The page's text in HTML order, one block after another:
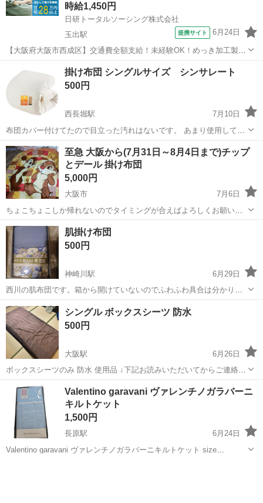
枚でエアコンの冷え対策...
時給1,450円
日研トータルソーシング株式会社
玉出駅
提携サイト 6月24日
【大阪府大阪市西成区】交通費全額支給！未経験OK！めっき加工製品
の出荷前処理・検査《お仕事No.8A785-JS》 お仕事について 各種めっ
き加工製品の出荷前処理、検査業務です。 ※業務の変更、就業場所の
変更の範囲、契約...
大阪市 玉出駅 その他
掛け布団 シングルサイズ シンサレート
500円
西長堀駅
7月10日
布団カバー付けてたので目立った汚れはないです。 あまり使用してい
ません。
大阪 大阪市 西長堀駅 寝具
至急 大阪から(7月31日～8月4日まで)チップ
とデール 掛け布団
5,000円
大阪市
7月6日
ちょこちょこしか帰れないのでタイミングが合えばよろしくお願いし
ます。コメントはしてください 虫除けスプレーやハードスプレーなど
いろいろあります 他にパソコン台、ビデオケース、ＣＤケース、折り
畳みベッドあります ペットあり。臭...
大阪 大阪市 寝具 チップとデール
肌掛け布団
500円
神崎川駅
6月29日
西川の肌布団です。箱から開けていないのでふわふわ具合は分かりま
せん。
大阪 大阪市 神崎川駅 寝具
シングル ボックスシーツ 防水
500円
大阪駅
6月26日
ボックスシーツのみ 防水 使用品 ↓下記お読みいただいてからご連絡下
さい↓ ①最初のご連絡時に取引希望日や希望時間ご連絡下さい。 ②販
売可能最安値です。価格交渉はお控え下さい。 [取引場所]→時間によ
って下記の3箇所から...
大阪 大阪市 大阪駅
Valentino garavani ヴァレンチノガラバーニ
キルトケット
1,500円
長原駅
6月24日
Valentino garavani ヴァレンチノガラバーニキルトケット size